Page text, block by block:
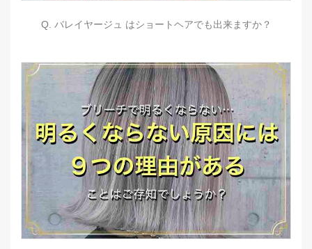
Q. バレイヤージュ はショートヘアでも出来ますか？